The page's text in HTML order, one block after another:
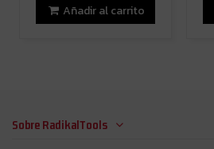
Añadir al carrito
Sobre RadikalTools